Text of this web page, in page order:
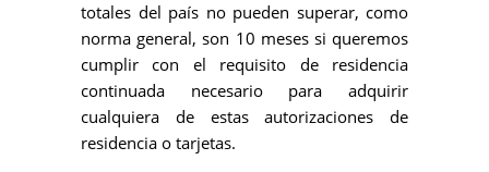
totales del país no pueden superar, como
norma general, son 10 meses si queremos
cumplir con el requisito de residencia
continuada necesario para adquirir
cualquiera de estas autorizaciones de
residencia o tarjetas.